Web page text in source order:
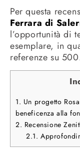
Per questa
Ferrara di
l’opportunità di
esemplare, in
referenze su
1. Un progetto
beneficenza alla
2. Recensione
2.1.